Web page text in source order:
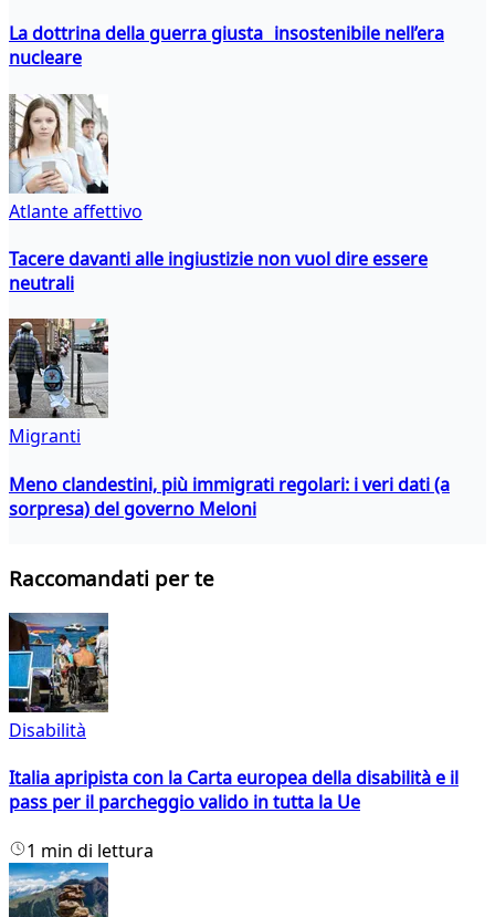
La dottrina della guerra giusta insostenibile nell’era
nucleare
Atlante affettivo
Tacere davanti alle ingiustizie non vuol dire essere
neutrali
Migranti
Meno clandestini, più immigrati regolari: i veri dati (a
sorpresa) del governo Meloni
Raccomandati per te
Disabilità
Italia apripista con la Carta europea della disabilità e il
pass per il parcheggio valido in tutta la Ue
1 min di lettura